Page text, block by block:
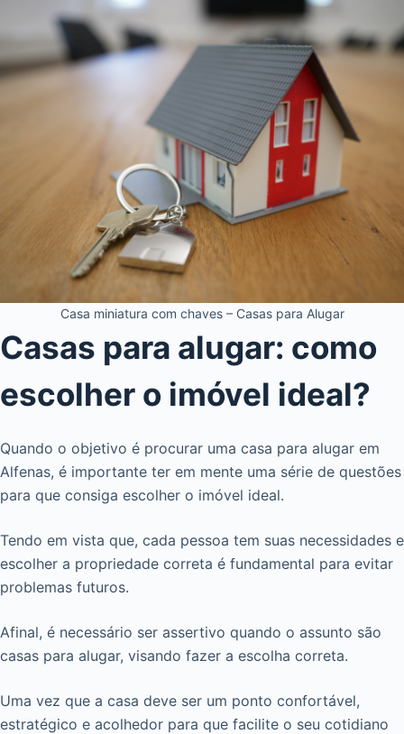
Casa miniatura com chaves – Casas para Alugar
Casas para alugar: como
escolher o imóvel ideal?
Quando o objetivo é procurar uma casa para alugar em
Alfenas, é importante ter em mente uma série de questões
para que consiga escolher o imóvel ideal.
Tendo em vista que, cada pessoa tem suas necessidades e
escolher a propriedade correta é fundamental para evitar
problemas futuros.
Afinal, é necessário ser assertivo quando o assunto são
casas para alugar, visando fazer a escolha correta.
Uma vez que a casa deve ser um ponto confortável,
estratégico e acolhedor para que facilite o seu cotidiano